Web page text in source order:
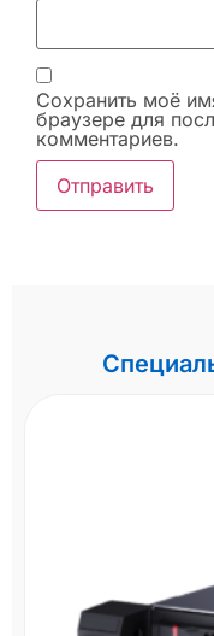
Сохранить моё
браузере для
комментариев.